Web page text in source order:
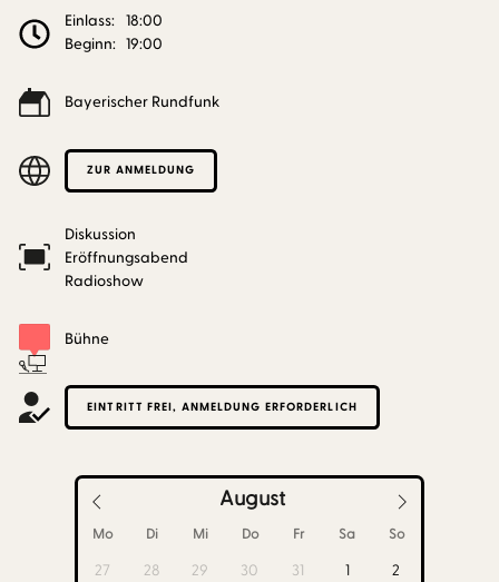
Einlass: 18:00
Beginn: 19:00
Bayerischer Rundfunk
ZUR ANMELDUNG
Diskussion
Eröffnungsabend
Radioshow
Bühne
EINTRITT FREI, ANMELDUNG ERFORDERLICH
August
Mo Di Mi Do Fr Sa So
27 28 29 30 31 1 2